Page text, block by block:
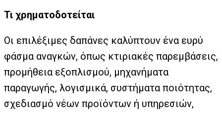
Τι χρηματοδοτείται
Οι επιλέξιμες δαπάνες καλύπτουν ένα ευρύ
φάσμα αναγκών, όπως κτιριακές παρεμβάσεις,
προμήθεια εξοπλισμού, μηχανήματα
παραγωγής, λογισμικά, συστήματα ποιότητας,
σχεδιασμό νέων προϊόντων ή υπηρεσιών,